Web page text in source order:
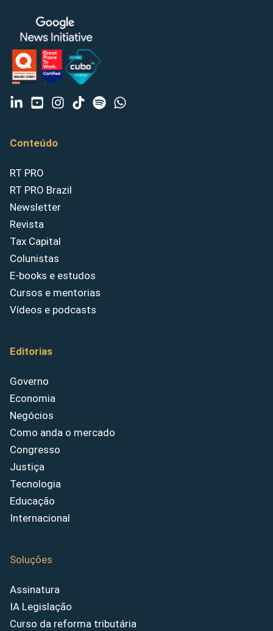
Conteúdo
RT PRO
RT PRO Brazil
Newsletter
Revista
Tax Capital
Colunistas
E-books e estudos
Cursos e mentorias
Vídeos e podcasts
Editorias
Governo
Economia
Negócios
Como anda o mercado
Congresso
Justiça
Tecnologia
Educação
Internacional
Soluções
Assinatura
IA Legislação
Curso da reforma tributária